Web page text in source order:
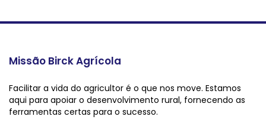
Missão Birck Agrícola
Facilitar a vida do agricultor é o que nos move. Estamos
aqui para apoiar o desenvolvimento rural, fornecendo as
ferramentas certas para o sucesso.